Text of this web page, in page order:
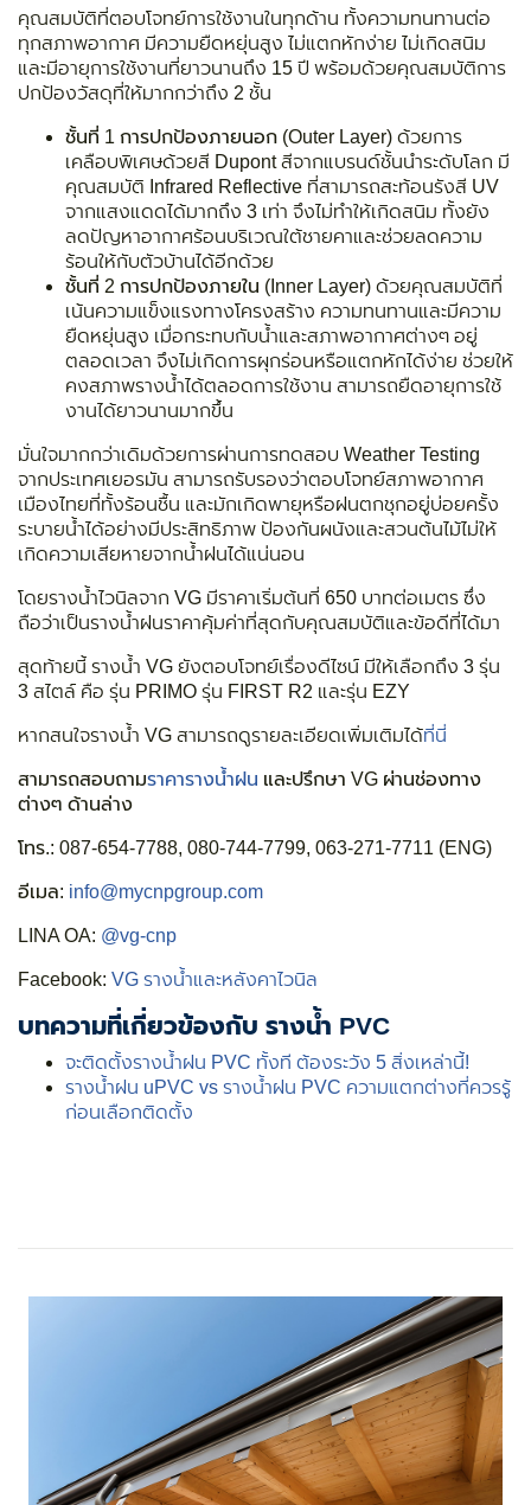
คุณสมบัติที่ตอบโจทย์การใช้งานในทุกด้าน ทั้งความทนทานต่อ
ทุกสภาพอากาศ มีความยืดหยุ่นสูง ไม่แตกหักง่าย ไม่เกิดสนิม
และมีอายุการใช้งานที่ยาวนานถึง 15 ปี พร้อมด้วยคุณสมบัติการ
ปกป้องวัสดุที่ให้มากกว่าถึง 2 ชั้น
ชั้นที่ 1 การปกป้องภายนอก (Outer Layer) ด้วยการ
เคลือบพิเศษด้วยสี Dupont สีจากแบรนด์ชั้นนำระดับโลก มี
คุณสมบัติ Infrared Reflective ที่สามารถสะท้อนรังสี UV
จากแสงแดดได้มากถึง 3 เท่า จึงไม่ทำให้เกิดสนิม ทั้งยัง
ลดปัญหาอากาศร้อนบริเวณใต้ชายคาและช่วยลดความ
ร้อนให้กับตัวบ้านได้อีกด้วย
ชั้นที่ 2 การปกป้องภายใน (Inner Layer) ด้วยคุณสมบัติที่
เน้นความแข็งแรงทางโครงสร้าง ความทนทานและมีความ
ยืดหยุ่นสูง เมื่อกระทบกับน้ำและสภาพอากาศต่างๆ อยู่
ตลอดเวลา จึงไม่เกิดการผุกร่อนหรือแตกหักได้ง่าย ช่วยให้
คงสภาพรางน้ำได้ตลอดการใช้งาน สามารถยืดอายุการใช้
งานได้ยาวนานมากขึ้น
มั่นใจมากกว่าเดิมด้วยการผ่านการทดสอบ Weather Testing
จากประเทศเยอรมัน สามารถรับรองว่าตอบโจทย์สภาพอากาศ
เมืองไทยที่ทั้งร้อนชื้น และมักเกิดพายุหรือฝนตกชุกอยู่บ่อยครั้ง
ระบายน้ำได้อย่างมีประสิทธิภาพ ป้องกันผนังและสวนต้นไม้ไม่ให้
เกิดความเสียหายจากน้ำฝนได้แน่นอน
โดยรางน้ำไวนิลจาก VG มีราคาเริ่มต้นที่ 650 บาทต่อเมตร ซึ่ง
ถือว่าเป็นรางน้ำฝนราคาคุ้มค่าที่สุดกับคุณสมบัติและข้อดีที่ได้มา
สุดท้ายนี้ รางน้ำ VG ยังตอบโจทย์เรื่องดีไซน์ มีให้เลือกถึง 3 รุ่น
3 สไตล์ คือ รุ่น PRIMO รุ่น FIRST R2 และรุ่น EZY
หากสนใจรางน้ำ VG สามารถดูรายละเอียดเพิ่มเติมได้ที่นี่
สามารถสอบถามราคารางน้ำฝน และปรึกษา VG ผ่านช่องทาง
ต่างๆ ด้านล่าง
โทร.: 087-654-7788, 080-744-7799, 063-271-7711 (ENG)
อีเมล: info@mycnpgroup.com
LINA OA: @vg-cnp
Facebook: VG รางน้ำและหลังคาไวนิล
บทความที่เกี่ยวข้องกับ รางน้ำ PVC
จะติดตั้งรางน้ำฝน PVC ทั้งที ต้องระวัง 5 สิ่งเหล่านี้!
รางน้ำฝน uPVC vs รางน้ำฝน PVC ความแตกต่างที่ควรรู้
ก่อนเลือกติดตั้ง